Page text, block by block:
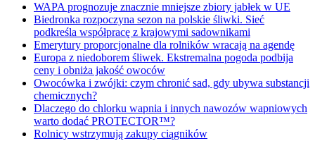
WAPA prognozuje znacznie mniejsze zbiory jabłek w UE
Biedronka rozpoczyna sezon na polskie śliwki. Sieć
podkreśla współpracę z krajowymi sadownikami
Emerytury proporcjonalne dla rolników wracają na agendę
Europa z niedoborem śliwek. Ekstremalna pogoda podbija
ceny i obniża jakość owoców
Owocówka i zwójki: czym chronić sad, gdy ubywa substancji
chemicznych?
Dlaczego do chlorku wapnia i innych nawozów wapniowych
warto dodać PROTECTOR™?
Rolnicy wstrzymują zakupy ciągników